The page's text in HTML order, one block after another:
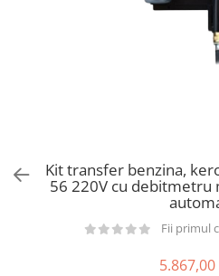
Rezervoare stationare
Kit transfer benzina,
56 220V cu debitmetru
Fii primul
5.867,00